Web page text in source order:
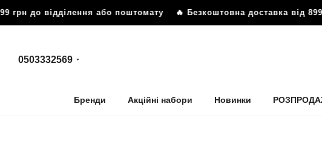
до відділення або поштомату🔥 Безкоштовна доставка від 899
0503332569
Бренди Акційні набори Новинки